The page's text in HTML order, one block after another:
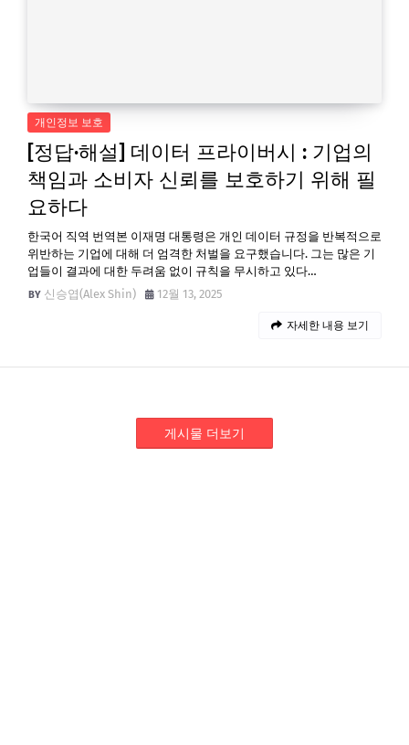
개인정보 보호
[정답·해설] 데이터 프라이버시 : 기업의
책임과 소비자 신뢰를 보호하기 위해 필
요하다
한국어 직역 번역본 이재명 대통령은 개인 데이터 규정을 반복적으로
위반하는 기업에 대해 더 엄격한 처벌을 요구했습니다. 그는 많은 기
업들이 결과에 대한 두려움 없이 규칙을 무시하고 있다…
신승엽(Alex Shin)
12월 13, 2025
자세한 내용 보기
게시물 더보기